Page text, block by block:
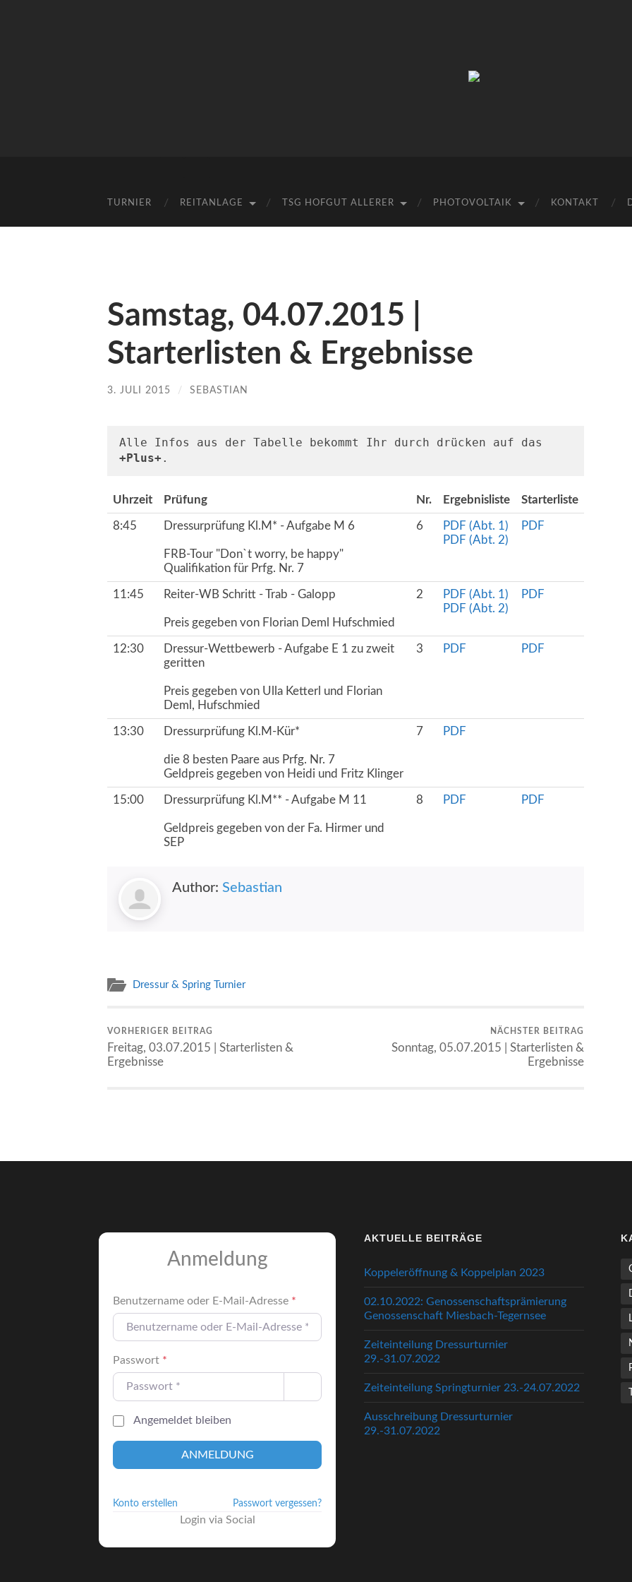
TURNIER REITANLAGE TSG HOFGUT ALLERER PHOTOVOLTAIK KONTAKT
Samstag, 04.07.2015 |
Starterlisten & Ergebnisse
3. JULI 2015 / SEBASTIAN
+Plus+ .
Uhrzeit Prüfung Nr. Ergebnisliste Starterliste
8:45 Dressurprüfung Kl.M* - Aufgabe M 6
FRB-Tour "Don`t worry, be happy"
Qualifikation für Prfg. Nr. 7
6
PDF (Abt. 1)
PDF (Abt. 2)
PDF
11:45 Reiter-WB Schritt - Trab - Galopp
Preis gegeben von Florian Deml Hufschmied
2
PDF (Abt. 1)
PDF (Abt. 2)
PDF
12:30
Dressur-Wettbewerb - Aufgabe E 1 zu zweit
geritten
Preis gegeben von Ulla Ketterl und Florian
Deml, Hufschmied
3 PDF PDF
13:30 Dressurprüfung Kl.M-Kür*
die 8 besten Paare aus Prfg. Nr. 7
Geldpreis gegeben von Heidi und Fritz Klinger
7 PDF
15:00 Dressurprüfung Kl.M** - Aufgabe M 11
Geldpreis gegeben von der Fa. Hirmer und
SEP
8 PDF PDF
Author: Sebastian
Dressur & Spring Turnier
VORHERIGER BEITRAG
Freitag, 03.07.2015 | Starterlisten &
Ergebnisse
NÄCHSTER BEITRAG
Sonntag, 05.07.2015 | Starterlisten &
Ergebnisse
Anmeldung
Benutzername oder E-Mail-Adresse *
Passwort *
Angemeldet bleiben
ANMELDUNG
Konto erstellen Passwort vergessen?
Login via Social
AKTUELLE BEITRÄGE
Koppeleröffnung & Koppelplan 2023
02.10.2022: Genossenschaftsprämierung
Genossenschaft Miesbach-Tegernsee
Zeiteinteilung Dressurturnier
29.-31.07.2022
Zeiteinteilung Springturnier 23.-24.07.2022
Ausschreibung Dressurturnier
29.-31.07.2022